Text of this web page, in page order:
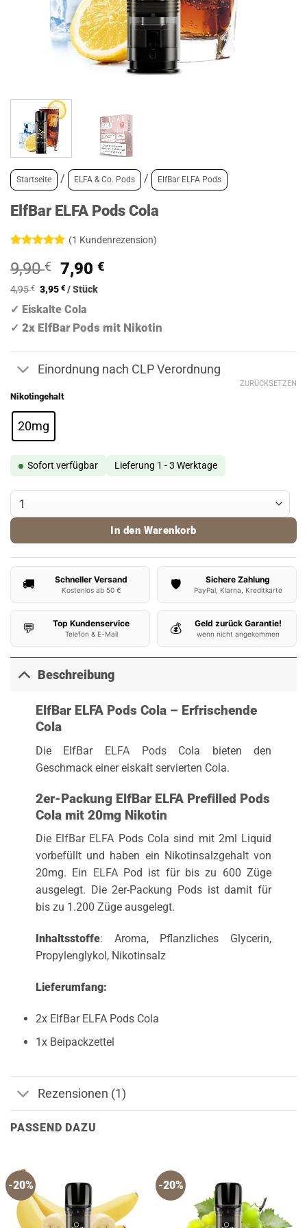
Startseite / ELFA & Co. Pods / ElfBar ELFA Pods
ElfBar ELFA Pods Cola
mit5von
5, basierend
auf
(1 Kundenrezension)
9,90€
Ursprünglicher
Preis
war:
9,90 €
7,90€Aktueller
4,95€ 3,95€ /Stück
✓ Eiskalte Cola
✓ 2x ElfBar Pods mit Nikotin
Einordnung nach CLP Verordnung
Nikotingehalt
20mg
ZURÜCKSETZEN
Sofort verfügbar Lieferung 1 - 3 Werktage
ElfBar ELFA Pods Cola Menge
In den Warenkorb
🚚 Schneller Versand
Kostenlos ab 50 € 🛡️ Sichere Zahlung
PayPal, Klarna, Kreditkarte
💬 Top Kundenservice
Telefon & E-Mail 💰 Geld zurück Garantie!
wenn nicht angekommen
Beschreibung
ElfBar ELFA Pods Cola – Erfrischende
Cola
Die ElfBar ELFA PodsCola bieten den
Geschmack einer eiskalt servierten Cola.
2er-Packung ElfBar ELFA Prefilled Pods
Cola mit 20mg Nikotin
Die ElfBar ELFA Pods Cola sind mit 2ml Liquid
vorbefüllt und haben ein Nikotinsalzgehalt von
20mg. Ein
ELFAPod ist für bis zu 600 Züge
ausgelegt. Die 2er-Packung Pods ist damit für
bis zu 1.200 Züge ausgelegt.
Inhaltsstoffe: Aroma, Pflanzliches Glycerin,
Propylenglykol, Nikotinsalz
Lieferumfang:
2x ElfBar ELFA Pods Cola
1x Beipackzettel
Rezensionen (1)
PASSEND DAZU
-20% -20%